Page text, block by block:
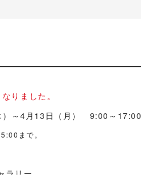
りました。
～4月13日（月） 9:00～17:00
まで。